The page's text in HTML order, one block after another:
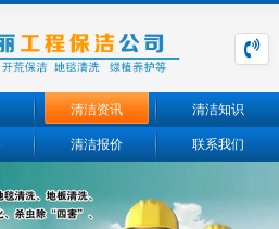
清洁资讯 清洁知识
清洁报价 联系我们